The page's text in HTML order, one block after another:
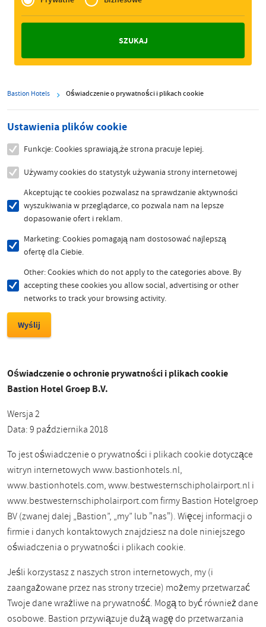
Zakelijk
Bastion Hotels Oświadczenie o prywatności i plikach cookie
Ustawienia plików cookie
Funkcje: Cookies sprawiają,że strona pracuje lepiej.
Używamy cookies do statystyk używania strony internetowej
Akceptując te cookies pozwalasz na sprawdzanie aktywności
wyszukiwania w przeglądarce, co pozwala nam na lepsze
dopasowanie ofert i reklam.
Marketing: Cookies pomagają nam dostosować najlepszą
ofertę dla Ciebie.
Other: Cookies which do not apply to the categories above. By
accepting these cookies you allow social, advertising or other
networks to track your browsing activity.
Oświadczenie o ochronie prywatności i plikach cookie
Bastion Hotel Groep B.V.
Wersja 2
Data: 9 października 2018
To jest oświadczenie o prywatności i plikach cookie dotyczące
witryn internetowych www.bastionhotels.nl,
www.bastionhotels.com, www.bestwesternschipholairport.nl i
www.bestwesternschipholairport.com firmy Bastion Hotelgroep
BV (zwanej dalej „Bastion”, „my” lub "nas"). Więcej informacji o
firmie i danych kontaktowych znajdziesz na dole niniejszego
oświadczenia o prywatności i plikach cookie.
Jeśli korzystasz z naszych stron internetowych, my (i
zaangażowane przez nas strony trzecie) możemy przetwarzać
Twoje dane wrażliwe na prywatność. Mogą to być również dane
osobowe. Bastion przywiązuje dużą wagę do przetwarzania